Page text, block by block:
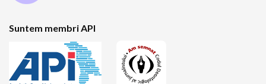
Suntem membri API